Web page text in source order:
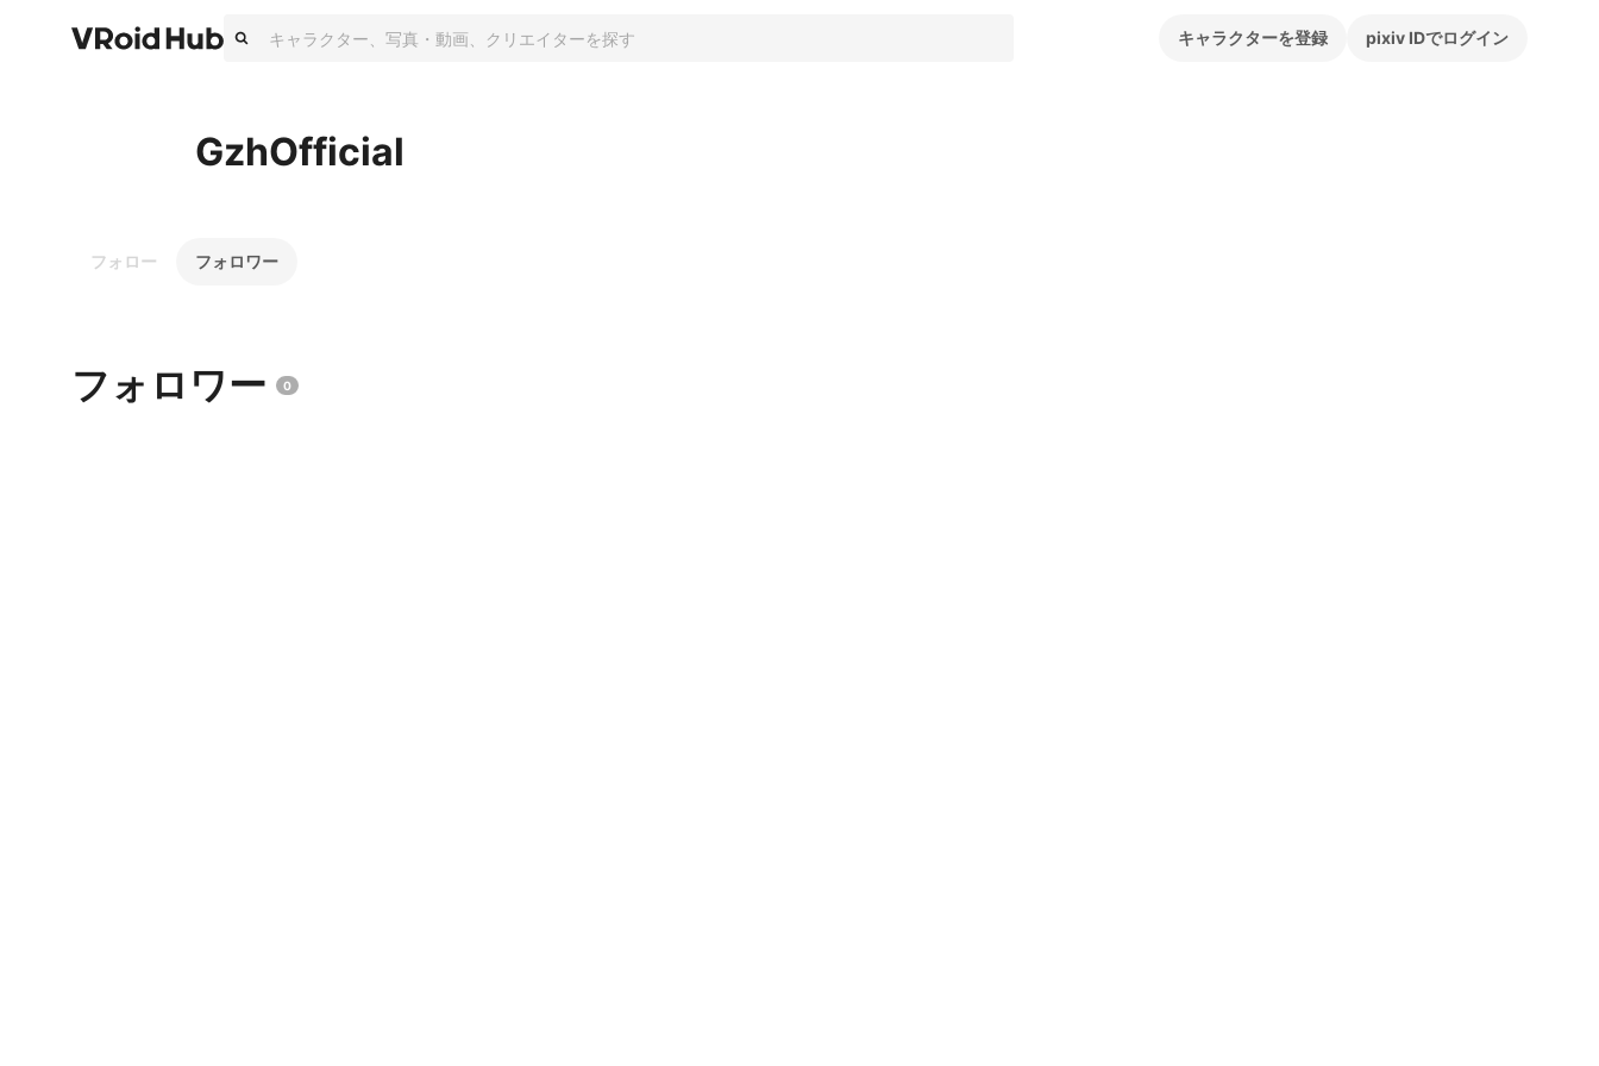
キャラクターを登録 pixiv IDでログイン
GzhOfficial
フォロー フォロワー
フォロワー 0